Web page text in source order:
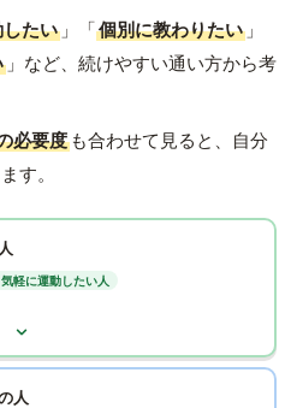
たい 」「個別に教わりたい 」
」など、続けやすい通い方から考
必要度 も合わせて見ると、自分
す。
軽に運動したい人
人